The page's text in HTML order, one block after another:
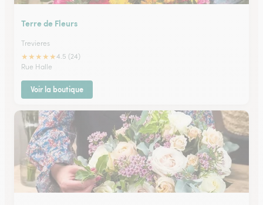
Terre de Fleurs
Trevieres
★★★★★4.5 (24)
Rue Halle
Voir la boutique